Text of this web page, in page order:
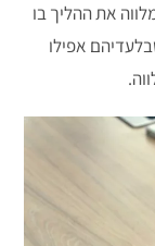
את ההליך בו
אפילו